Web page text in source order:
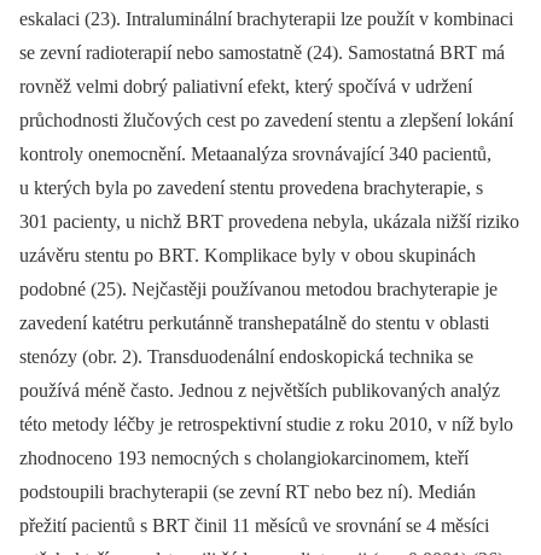
eskalaci (23). Intraluminální brachyterapii lze použít v kombinaci
se zevní radioterapií nebo samostatně (24). Samostatná BRT má
rovněž velmi dobrý paliativní efekt, který spočívá v udržení
průchodnosti žlučových cest po zavedení stentu a zlepšení lokání
kontroly onemocnění. Metaanalýza srovnávající 340 pacientů,
u kterých byla po zavedení stentu provedena brachyterapie, s
301 pacienty, u nichž BRT provedena nebyla, ukázala nižší riziko
uzávěru stentu po BRT. Komplikace byly v obou skupinách
podobné (25). Nejčastěji používanou metodou brachyterapie je
zavedení katétru perkutánně transhepatálně do stentu v oblasti
stenózy (obr. 2). Transduodenální endoskopická technika se
používá méně často. Jednou z největších publikovaných analýz
této metody léčby je retrospektivní studie z roku 2010, v níž bylo
zhodnoceno 193 nemocných s cholangiokarcinomem, kteří
podstoupili brachyterapii (se zevní RT nebo bez ní). Medián
přežití pacientů s BRT činil 11 měsíců ve srovnání se 4 měsíci